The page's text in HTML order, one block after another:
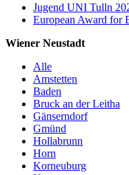
Jugend UNI Tulln
European Award for
Wiener Neustadt
Alle
Amstetten
Baden
Bruck an der Leitha
Gänserndorf
Gmünd
Hollabrunn
Horn
Korneuburg